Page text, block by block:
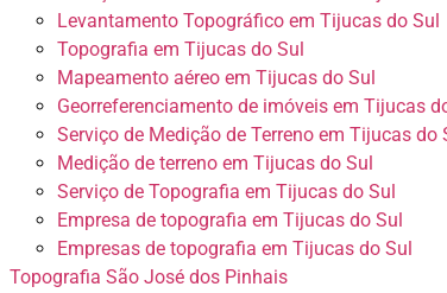
Levantamento Topográfico em Tijucas do Sul
Topografia em Tijucas do Sul
Mapeamento aéreo em Tijucas do Sul
Georreferenciamento de imóveis em Tijucas
Serviço de Medição de Terreno em Tijucas do
Medição de terreno em Tijucas do Sul
Serviço de Topografia em Tijucas do Sul
Empresa de topografia em Tijucas do Sul
Empresas de topografia em Tijucas do Sul
Topografia São José dos Pinhais